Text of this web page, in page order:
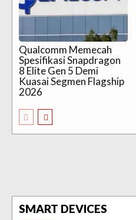
Qualcomm Memecah
Spesifikasi Snapdragon
8 Elite Gen 5 Demi
Kuasai Segmen Flagship
2026
SMART DEVICES